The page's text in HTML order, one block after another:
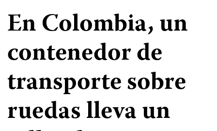
En Colombia, un
contenedor de
transporte sobre
ruedas lleva un